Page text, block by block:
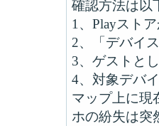
確認方法は以
1、Playスト
2、「デバイ
3、ゲストと
4、対象デバ
マップ上に現
ホの紛失は突